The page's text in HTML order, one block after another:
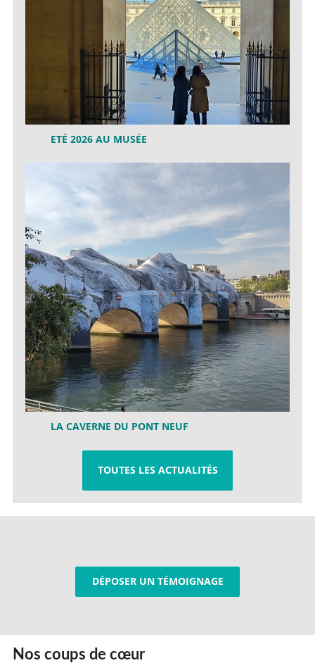
ETÉ 2026 AU MUSÉE
LA CAVERNE DU PONT NEUF
TOUTES LES ACTUALITÉS
DÉPOSER UN TÉMOIGNAGE
Nos coups de cœur